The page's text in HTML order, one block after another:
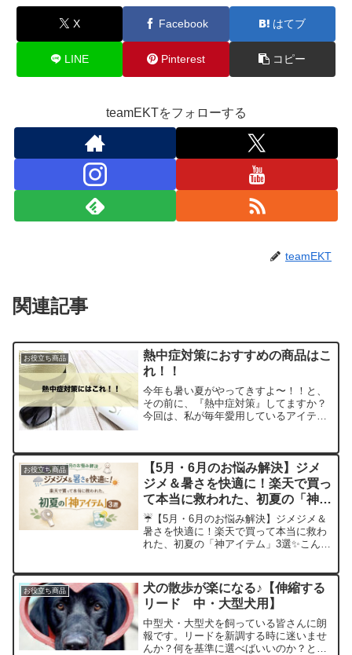
X Facebook はてブ
LINE Pinterest コピー
teamEKTをフォローする
teamEKT
関連記事
お役立ち商品
熱中症対策におすすめの商品はこ
れ！！
今年も暑い夏がやってきすよ〜！！と、
その前に、『熱中症対策』してますか？
今回は、私が毎年愛用しているアイテム
付属の保冷剤をいれれば完成！保冷剤は
カチコチになるまで、時間が...
お役立ち商品
【5月・6月のお悩み解決】ジメ
ジメ＆暑さを快適に！楽天で買っ
て本当に救われた、初夏の「神ア
イテム」3選
☔️【5月・6月のお悩み解決】ジメジメ＆
暑さを快適に！楽天で買って本当に救わ
れた、初夏の「神アイテム」3選✨こんに
差し掛かり、日中は汗ばむような暑い日
が増えてきましたね...
お役立ち商品
犬の散歩が楽になる♪【伸縮する
リード 中・大型犬用】
中型犬・大型犬を飼っている皆さんに朗
報です。リードを新調する時に迷いませ
んか？何を基準に選べばいいのか？とか